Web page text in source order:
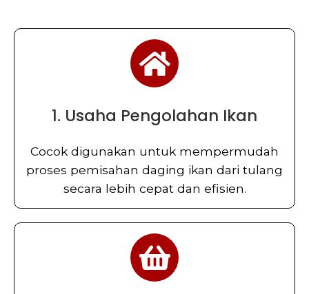
1. Usaha Pengolahan Ikan
Cocok digunakan untuk mempermudah
proses pemisahan daging ikan dari tulang
secara lebih cepat dan efisien.